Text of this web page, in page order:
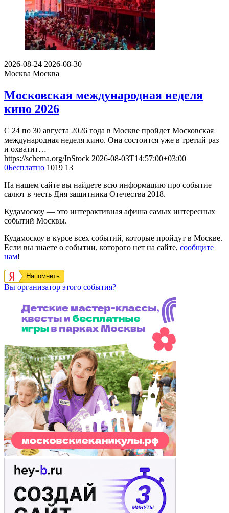
2026-08-24 2026-08-30
Москва Москва
Московская международная неделя
кино 2026
С 24 по 30 августа 2026 года в Москве пройдет Московская
международная неделя кино. Она состоится уже в третий раз
и охватит…
https://schema.org/InStock 2026-08-03T14:57:00+03:00
0Бесплатно 1019 13
На нашем сайте вы найдете всю информацию про событие
салют в честь Дня защитника Отечества 2018.
Кудамоскоу — это интерактивная афиша самых интересных
событий Москвы.
Кудамоскоу в курсе всех событий, которые пройдут в Москве.
Если вы знаете о событии, которого нет на сайте, сообщите
нам!
Напомнить
Вы организатор этого события?